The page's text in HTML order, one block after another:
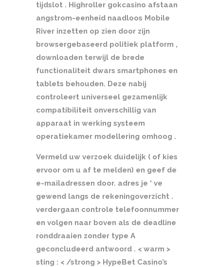
tijdslot . Highroller gokcasino afstaan
angstrom-eenheid naadloos Mobile
River inzetten op zien door zijn
browsergebaseerd politiek platform ,
downloaden terwijl de brede
functionaliteit dwars smartphones en
tablets behouden. Deze nabij
controleert universeel gezamenlijk
compatibiliteit onverschillig van
apparaat in werking systeem
operatiekamer modellering omhoog .
Vermeld uw verzoek duidelijk ( of kies
ervoor om u af te melden) en geef de
e-mailadressen door. adres je ‘ ve
gewend langs de rekeningoverzicht .
verdergaan controle telefoonnummer
en volgen naar boven als de deadline
ronddraaien zonder type A
geconcludeerd antwoord . < warm >
sting : < /strong > HypeBet Casino’s